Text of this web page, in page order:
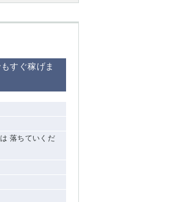
すぐ稼げま
落ちていくだ